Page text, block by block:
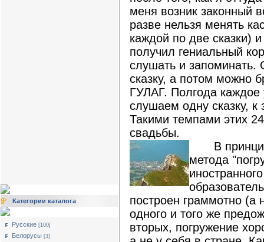
Категории каталога
Русские [100]
Белорусы [3]
меня возник законный
разве нельзя менять
каждой по две сказки)
получил гениальный
слушать и запоминать.
сказку, а потом можно
ГУЛАГ. Полгода
слушаем одну сказку,
Такими темпами этих
свадьбы.
В
метода
построен граммотно (а
одного и того же
вторых, погружение